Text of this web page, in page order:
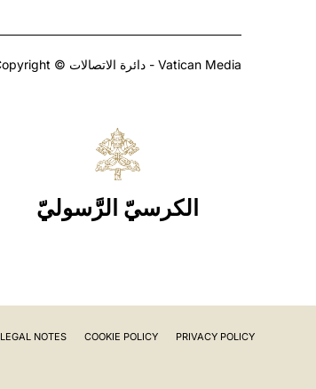
Copyright © دائرة الاتصالات - Vatican Media
الكرسيّ الرَّسوليّ
LEGAL NOTES COOKIE POLICY PRIVACY POLICY